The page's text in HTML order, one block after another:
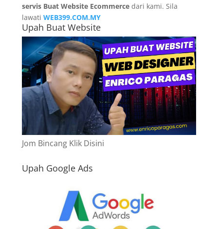
servis Buat Website Ecommercedari kami. Sila
lawati WEB399.COM.MY
Upah Buat Website
Jom Bincang Klik Disini
Upah Google Ads